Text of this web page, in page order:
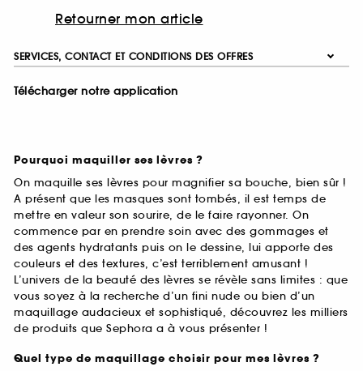
Retourner mon article
SERVICES, CONTACT ET CONDITIONS DES OFFRES
Télécharger notre application
Pourquoi maquiller ses lèvres ?
On maquille ses lèvres pour magnifier sa bouche, bien sûr !
A présent que les masques sont tombés, il est temps de
mettre en valeur son sourire, de le faire rayonner. On
commence par en prendre soin avec des gommages et
des agents hydratants puis on le dessine, lui apporte des
couleurs et des textures, c’est terriblement amusant !
L’univers de la beauté des lèvres se révèle sans limites : que
vous soyez à la recherche d’un fini nude ou bien d’un
maquillage audacieux et sophistiqué, découvrez les milliers
de produits que Sephora a à vous présenter !
Quel type de maquillage choisir pour mes lèvres ?